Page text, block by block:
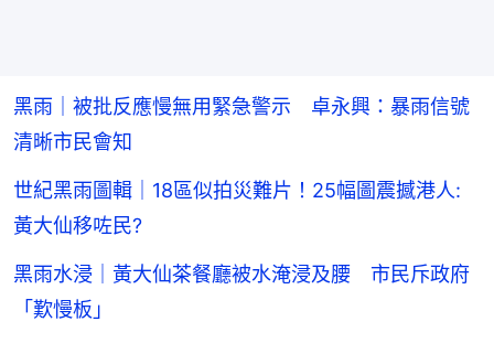
黑雨｜被批反應慢無用緊急警示 卓永興：暴雨信號
清晰市民會知
世紀黑雨圖輯｜18區似拍災難片！25幅圖震撼港人:
黃大仙移咗民?
黑雨水浸｜黃大仙茶餐廳被水淹浸及腰 市民斥政府
「歎慢板」